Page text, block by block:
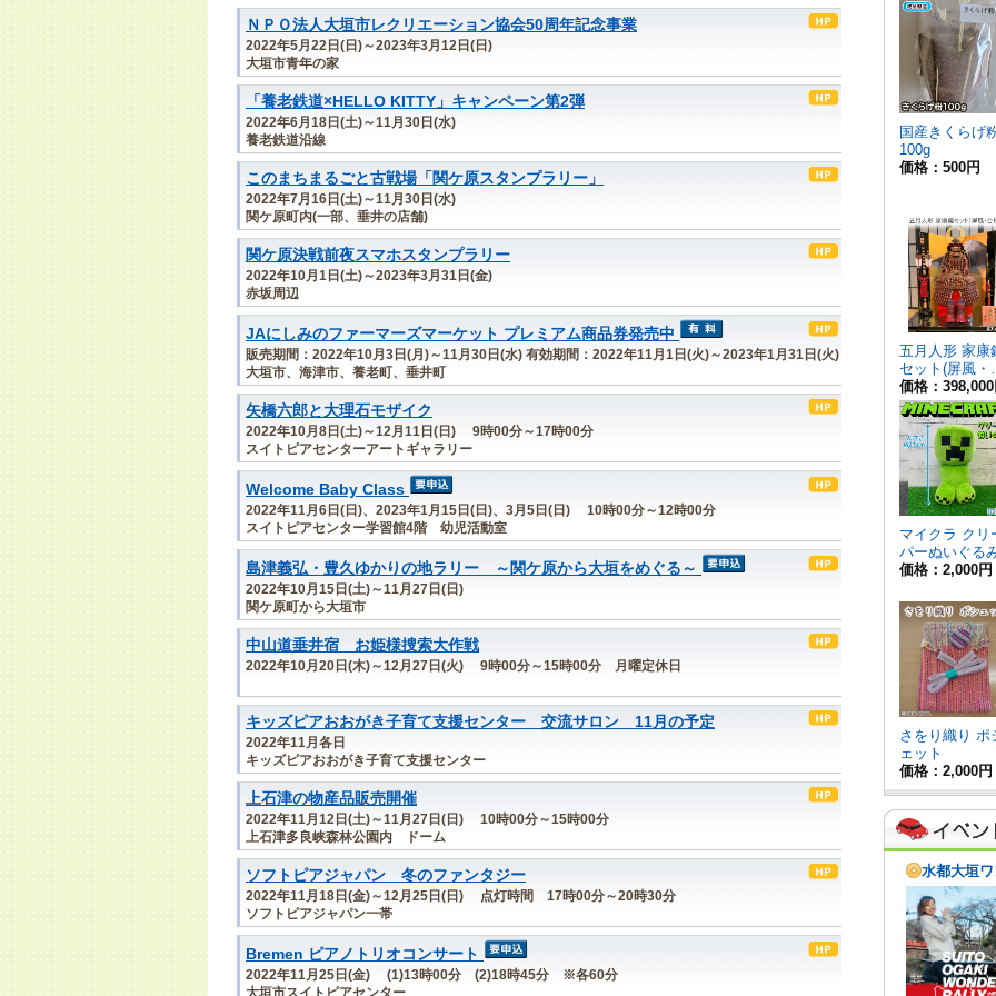
ＮＰＯ法人大垣市レクリエーション協会50周年記念事業
2022年5月22日(日)～2023年3月12日(日)
大垣市青年の家
「養老鉄道×HELLO KITTY」キャンペーン第2弾
2022年6月18日(土)～11月30日(水)
養老鉄道沿線
このまちまるごと古戦場「関ケ原スタンプラリー」
2022年7月16日(土)～11月30日(水)
関ケ原町内(一部、垂井の店舗)
関ケ原決戦前夜スマホスタンプラリー
2022年10月1日(土)～2023年3月31日(金)
赤坂周辺
JAにしみのファーマーズマーケット プレミアム商品券発売中
販売期間：2022年10月3日(月)～11月30日(水) 有効期間：2022年11月1日(火)～2023年1月31日(火)
大垣市、海津市、養老町、垂井町
矢橋六郎と大理石モザイク
2022年10月8日(土)～12月11日(日) 9時00分～17時00分
スイトピアセンターアートギャラリー
Welcome Baby Class
2022年11月6日(日)、2023年1月15日(日)、3月5日(日) 10時00分～12時00分
スイトピアセンター学習館4階 幼児活動室
島津義弘・豊久ゆかりの地ラリー ～関ケ原から大垣をめぐる～
2022年10月15日(土)～11月27日(日)
関ケ原町から大垣市
中山道垂井宿 お姫様捜索大作戦
2022年10月20日(木)～12月27日(火) 9時00分～15時00分 月曜定休日
キッズピアおおがき子育て支援センター 交流サロン 11月の予定
2022年11月各日
キッズピアおおがき子育て支援センター
上石津の物産品販売開催
2022年11月12日(土)～11月27日(日) 10時00分～15時00分
上石津多良峡森林公園内 ドーム
ソフトピアジャパン 冬のファンタジー
2022年11月18日(金)～12月25日(日) 点灯時間 17時00分～20時30分
ソフトピアジャパン一帯
Bremen ピアノトリオコンサート
2022年11月25日(金) (1)13時00分 (2)18時45分 ※各60分
大垣市スイトピアセンター